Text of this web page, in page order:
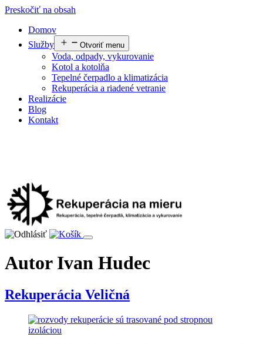
Preskočiť na obsah
Domov
Služby
Otvoriť menu
Voda, odpady, vykurovanie
Kotol a kotolňa
Tepelné čerpadlo a klimatizácia
Rekuperácia a riadené vetranie
Realizácie
Blog
Kontakt
Autor Ivan Hudec
Rekuperácia Veličná